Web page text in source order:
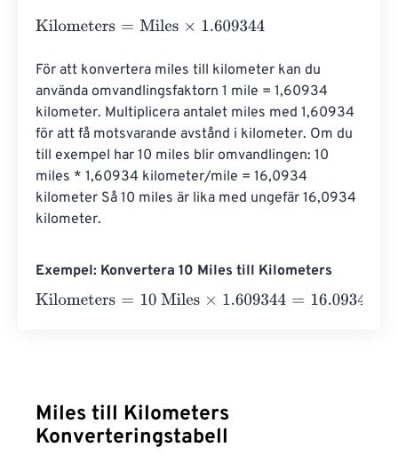
Kilometers= Miles×1.609344
För att konvertera miles till kilometer kan du
använda omvandlingsfaktorn 1 mile = 1,60934
kilometer. Multiplicera antalet miles med 1,60934
för att få motsvarande avstånd i kilometer. Om du
till exempel har 10 miles blir omvandlingen: 10
miles * 1,60934 kilometer/mile = 16,0934
kilometer Så 10 miles är lika med ungefär 16,0934
kilometer.
Exempel: Konvertera 10 Miles till Kilometers
Kilometers= 10 Miles×1.609344=16.09344 Kilometers
Miles till Kilometers
Konverteringstabell